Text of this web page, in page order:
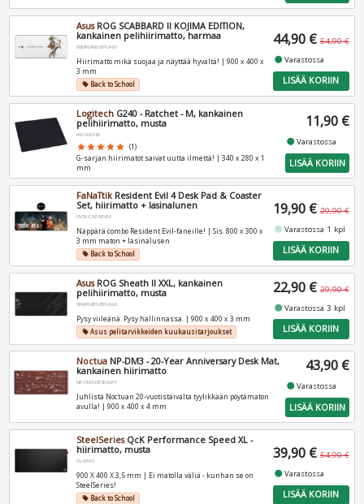
AsusROG SCABBARD II KOJIMA EDITION,
kankainen pelihiirimatto, harmaa
90MP04N0-BPUA00
Hiirimatto mikä suojaa ja näyttää hyvältä! | 900 x 400 x
3 mm
local_offerBack to School
44,90 € 54,90 €
fiber_manual_recordVarastossa
LISÄÄ KORIIN
Logitech G240 - Ratchet - M, kankainen
pelihiirimatto, musta
943-000785
star star star star star (1)
G-sarjan hiirimatot saivat uutta ilmettä! | 340 x 280 x 1
mm
11,90 €
fiber_manual_recordVarastossa
LISÄÄ KORIIN
FaNaTtikResident Evil 4 Desk Pad & Coaster
Set, hiirimatto + lasinalunen
FNTK-CAP-RE408
Näppärä combo Resident Evil-faneille! | Sis. 800 x 300 x
3 mm maton + lasinalusen
local_offerBack to School
19,90 € 29,90 €
fiber_manual_record Varastossa 1 kpl
LISÄÄ KORIIN
AsusROG Sheath II XXL, kankainen
pelihiirimatto, musta
90MP04B0-BPUA00
Pysy viileänä. Pysy hallinnassa. | 900 x 400 x 3 mm
local_offerAsus pelitarvikkeiden kuukausitarjoukset
22,90 € 29,90 €
fiber_manual_recordVarastossa 3 kpl
LISÄÄ KORIIN
Noctua NP-DM3 - 20-Year Anniversary Desk Mat,
kankainen hiirimatto
NP-DM3-DESK-MAT
Juhlista Noctuan 20-vuotistaivalta tyylikkään pöytämaton
avulla! | 900 x 400 x 4 mm
43,90 €
fiber_manual_recordVarastossa
LISÄÄ KORIIN
SteelSeriesQcK Performance Speed XL -
hiirimatto, musta
SS-63431
900 X 400 X 3,5 mm | Ei matolla väliä - kunhan se on
SteelSeries!
local_offerBack to School
39,90 € 54,90 €
fiber_manual_recordVarastossa
LISÄÄ KORIIN